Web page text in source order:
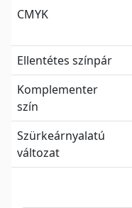
CMYK
Ellentétes színpár
Komplementer
szín
Szürkeárnyalatú
változat